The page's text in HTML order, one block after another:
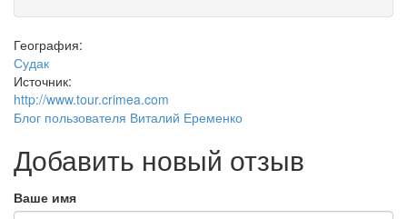
География:
Судак
Источник:
http://www.tour.crimea.com
Блог пользователя Виталий Еременко
Добавить новый отзыв
Ваше имя